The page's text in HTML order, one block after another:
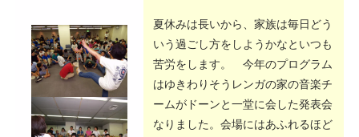
夏休みは長いから、家族は毎日どう
いう過ごし方をしようかなといつも
苦労をします。 今年のプログラム
はゆきわりそうレンガの家の音楽チ
ームがドーンと一堂に会した発表会
なりました。会場にはあふれるほど